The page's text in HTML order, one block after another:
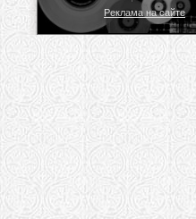
Реклама на сайте